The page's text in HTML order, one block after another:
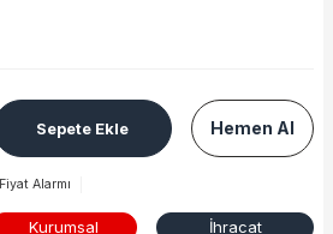
Sepete Ekle Hemen Al
Fiyat Alarmı
Kurumsal İhracat